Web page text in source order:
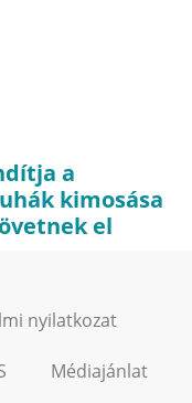
a
kimosása
el
nyilatkozat
Médiajánlat